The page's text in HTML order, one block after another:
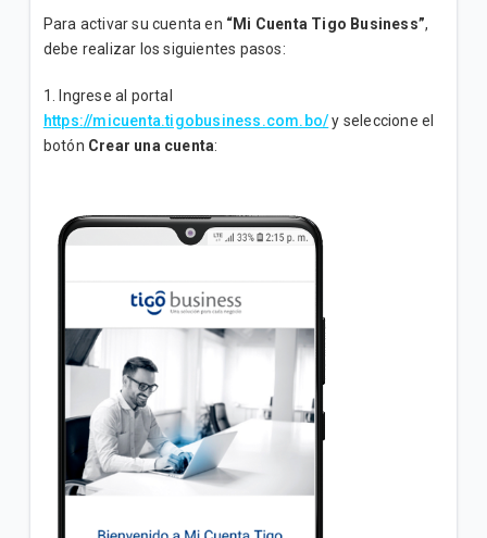
Un canal de atención exclusivo para impulsar tu
negocio
¡Mejoramos su Plan Empresa Medio ahora tiene
mayor velocidad!
Promoción "Conecta tu M2M"
Inicial sin costo adicional
Para activar su cuenta en “Mi Cuenta Tigo Business”,
debe realizar los siguientes pasos:
1. Ingrese al portal
https://micuenta.tigobusiness.com.bo/y seleccione el
botón Crear una cuenta: